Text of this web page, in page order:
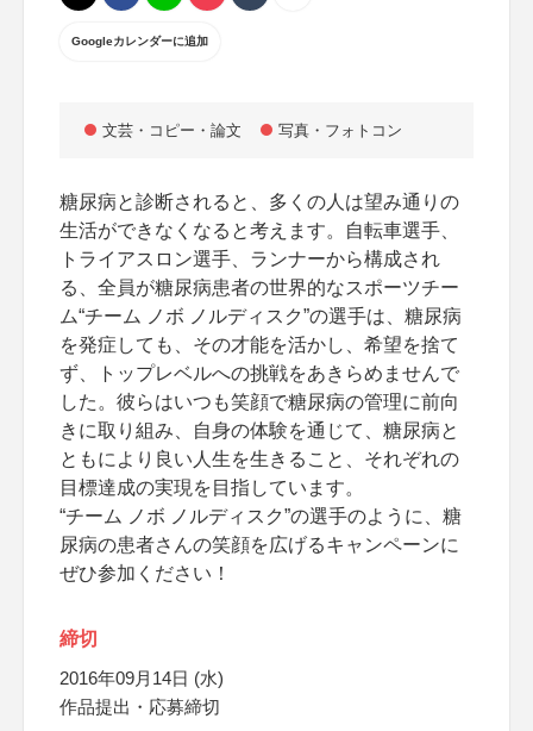
Googleカレンダーに追加
文芸・コピー・論文 写真・フォトコン
糖尿病と診断されると、多くの人は望み通りの
生活ができなくなると考えます。自転車選手、
トライアスロン選手、ランナーから構成され
る、全員が糖尿病患者の世界的なスポーツチー
ム“チーム ノボ ノルディスク”の選手は、糖尿病
を発症しても、その才能を活かし、希望を捨て
ず、トップレベルへの挑戦をあきらめませんで
した。彼らはいつも笑顔で糖尿病の管理に前向
きに取り組み、自身の体験を通じて、糖尿病と
ともにより良い人生を生きること、それぞれの
目標達成の実現を目指しています。
“チーム ノボ ノルディスク”の選手のように、糖
尿病の患者さんの笑顔を広げるキャンペーンに
ぜひ参加ください！
締切
2016年09月14日 (水)
作品提出・応募締切